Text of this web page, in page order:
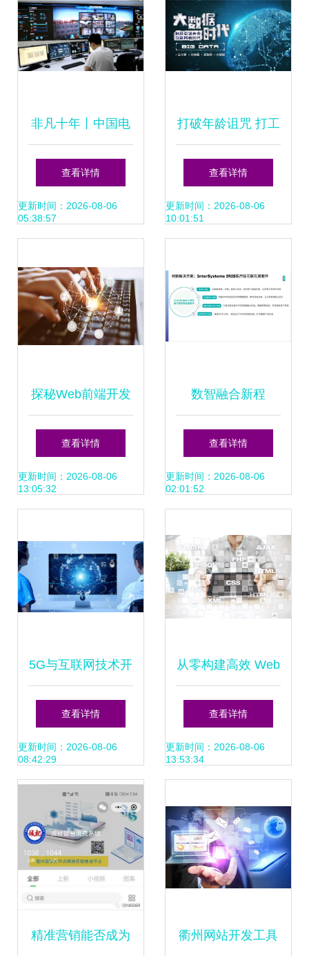
非凡十年丨中国电
信“5G+”赋能
智“绘”数字陕西图
查看详情
更新时间：2026-08-06
05:38:57
打破年龄诅咒 打工
人的大数据转型之
路
查看详情
更新时间：2026-08-06
10:01:51
探秘Web前端开发
互联网技术开发的
浪潮之巅
查看详情
更新时间：2026-08-06
13:05:32
数智融合新程
InterSystems以丰
富产品矩阵赋能中
展
查看详情
更新时间：2026-08-06
02:01:52
5G与互联网技术开
发 推动互联网医疗
健康迈向新高度
查看详情
更新时间：2026-08-06
08:42:29
从零构建高效 Web
应用 编程与现代互
联网技术的融合理
查看详情
更新时间：2026-08-06
13:53:34
精准营销能否成为 衢州网站开发工具